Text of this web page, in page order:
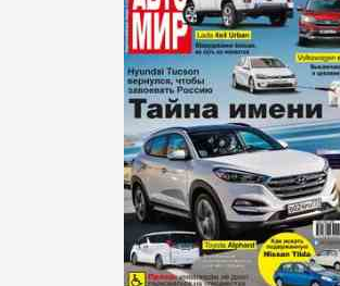
Старинная
литература:
КОМПЬЮТЕРНАЯ
ЛИТЕРАТУРА